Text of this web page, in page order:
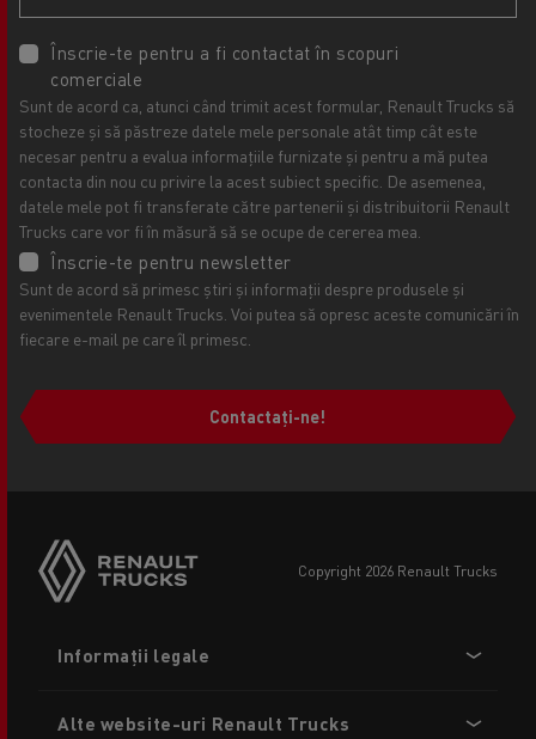
Înscrie-te pentru a fi contactat în scopuri
comerciale
Sunt de acord ca, atunci când trimit acest formular, Renault Trucks să
stocheze și să păstreze datele mele personale atât timp cât este
necesar pentru a evalua informațiile furnizate și pentru a mă putea
contacta din nou cu privire la acest subiect specific. De asemenea,
datele mele pot fi transferate către partenerii și distribuitorii Renault
Trucks care vor fi în măsură să se ocupe de cererea mea.
Înscrie-te pentru newsletter
Sunt de acord să primesc știri și informații despre produsele și
evenimentele Renault Trucks. Voi putea să opresc aceste comunicări în
fiecare e-mail pe care îl primesc.
Contactați-ne!
copyright 2026 Renault Trucks
menu
Informații legale
Alte website-uri Renault Trucks